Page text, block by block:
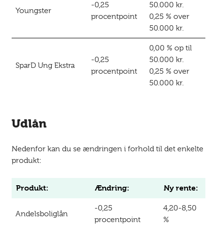
Youngster
-0,25
procentpoint
50.000 kr.
0,25 % over
50.000 kr.
SparD Ung Ekstra
-0,25
procentpoint
0,00 % op til
50.000 kr.
0,25 % over
50.000 kr.
Udlån
Nedenfor kan du se ændringen i forhold til det enkelte
produkt:
Produkt: Ændring: Ny rente:
Andelsboliglån
-0,25
procentpoint
4,20-8,50
%